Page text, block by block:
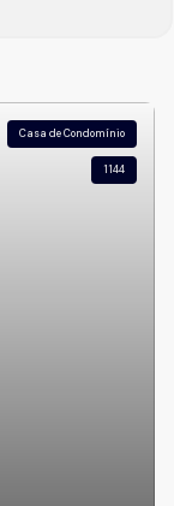
Casa de Condomínio
1144